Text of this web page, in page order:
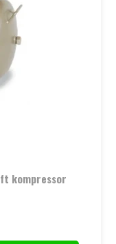
kompressor